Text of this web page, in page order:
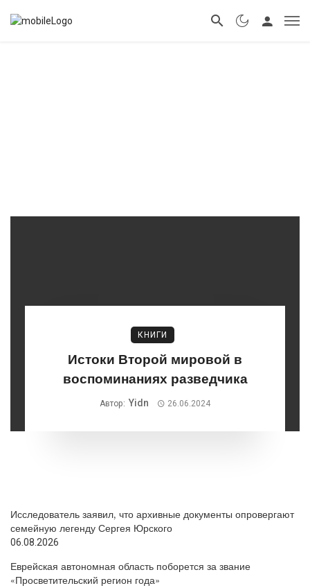
КНИГИ
Истоки Второй мировой в
воспоминаниях разведчика
Автор: Yidn 26.06.2024
Исследователь заявил, что архивные документы опровергают
семейную легенду Сергея Юрского
06.08.2026
Еврейская автономная область поборется за звание
«Просветительский регион года»